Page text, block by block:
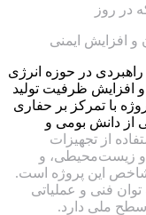
افزایش ایمنی
در حوزه انرژی
افزایش ظرفیت تولید
با تمرکز بر حفاری
تلفیقی از دانش بومی و
از تجهیزات
و زیست‌محیطی، و
این پروژه است.
فنی و عملیاتی
سطح ملی دارد.